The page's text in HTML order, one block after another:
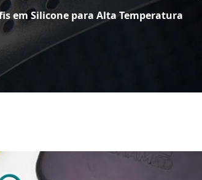
em Silicone para Alta Temperatura